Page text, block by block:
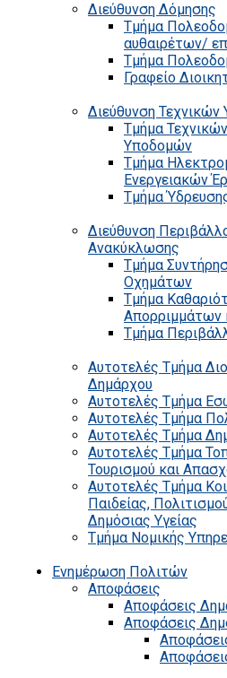
Διεύθυνση Δόμησης
Τμήμα
αυθαιρέτων/
Τμήμα
Γραφείο
Διεύθυνση Τεχνικών
Τμήμα
Υποδομών
Τμήμα
Ενεργειακών
Τμήμα
Διεύθυνση
Ανακύκλωσης
Τμήμα
Οχημάτων
Τμήμα
Απορριμμάτων
Τμήμα
Αυτοτελές Τμήμα
Δημάρχου
Αυτοτελές Τμήμα
Αυτοτελές Τμήμα
Αυτοτελές Τμήμα
Αυτοτελές Τμήμα
Τουρισμού και
Αυτοτελές Τμήμα
Παιδείας,
Δημόσιας Υγείας
Τμήμα Νομικής
Ενημέρωση Πολιτών
Αποφάσεις
Αποφάσεις
Αποφάσεις